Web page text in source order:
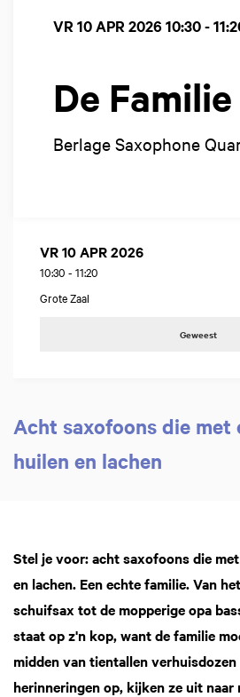
De
Berlage Saxophone
VR 10 APR 2026 10:30 -
VR 10 APR 2026
10:30 - 11:20
Grote Zaal
Geweest
Acht saxofoons die met
huilen en lachen
Stel je voor: acht saxofoons die
en lachen. Een echte familie. Van
schuifsax tot de mopperige opa
staat op z'n kop, want de familie
midden van tientallen
herinneringen op, kijken ze uit naar